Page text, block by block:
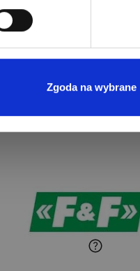
Zgoda na wybrane